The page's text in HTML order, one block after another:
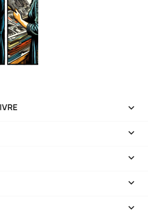




keyboard_arrow_down